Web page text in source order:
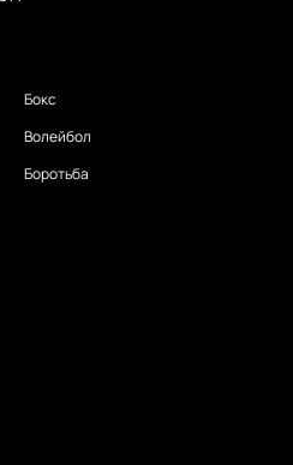
Бокс
Волейбол
Боротьба